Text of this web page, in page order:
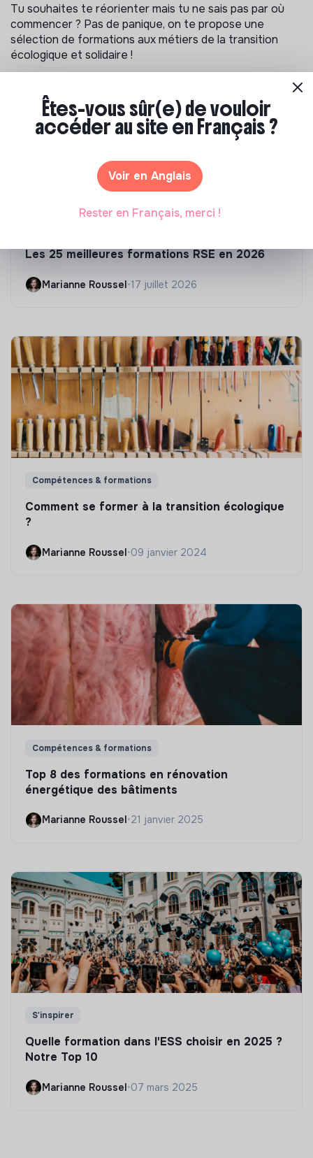
Tu souhaites te réorienter mais tu ne sais pas par où
commencer ? Pas de panique, on te propose une
sélection de formations aux métiers de la transition
écologique et solidaire !
Les 25 meilleures formations RSE en 2026
Marianne Roussel•17 juillet 2026
Compétences & formations
Comment se former à la transition écologique
?
Marianne Roussel•09 janvier 2024
Compétences & formations
Top 8 des formations en rénovation
énergétique des bâtiments
Marianne Roussel•21 janvier 2025
S'inspirer
Quelle formation dans l'ESS choisir en 2025 ?
Notre Top 10
Marianne Roussel•07 mars 2025
Êtes-vous sûr(e) de vouloir
accéder au site en Français ?
Voir en Anglais
Rester en Français, merci !